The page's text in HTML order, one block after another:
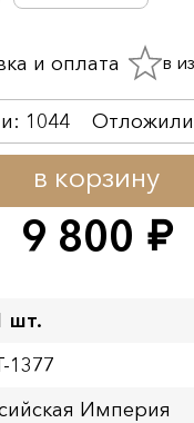
9 800 руб.
в корзину
1044
и оплата в
шт.
1377
Империя